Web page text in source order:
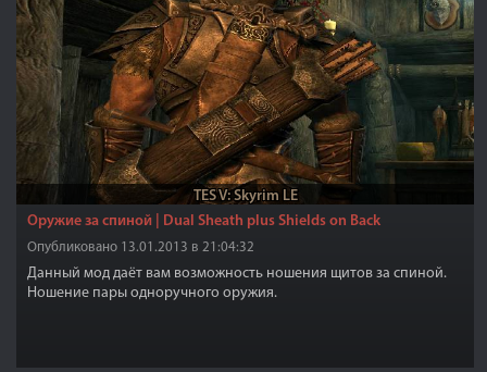
TES V: Skyrim LE
Оружие за спиной | Dual Sheath plus Shields on Back
Опубликовано 13.01.2013 в 21:04:32
Данный мод даёт вам возможность ношения щитов за спиной.
Ношение пары одноручного оружия.